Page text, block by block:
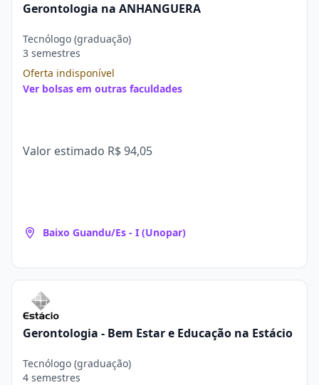
Gerontologia na ANHANGUERA
Tecnólogo (graduação)
3 semestres
Oferta indisponível
Ver bolsas em outras faculdades
Valor estimado R$ 94,05
Baixo Guandu/Es - I (Unopar)
Gerontologia - Bem Estar e Educação na Estácio
Tecnólogo (graduação)
4 semestres